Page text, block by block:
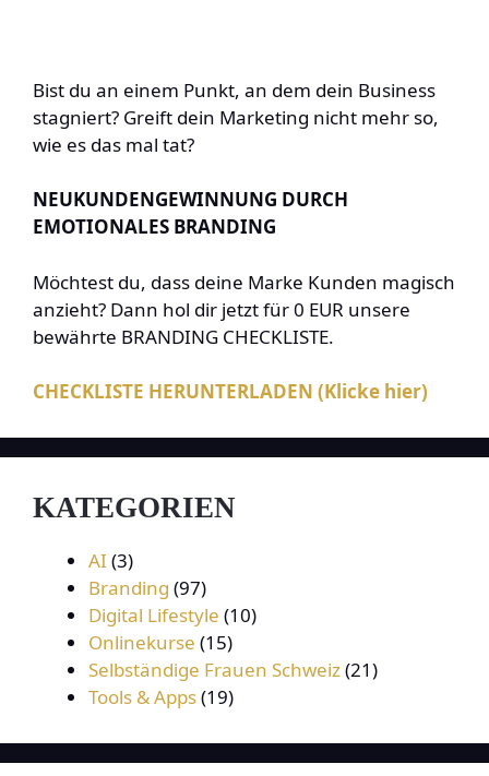
Bist du an einem Punkt, an dem dein Business
stagniert? Greift dein Marketing nicht mehr so,
wie es das mal tat?
NEUKUNDENGEWINNUNG DURCH
EMOTIONALES BRANDING
Möchtest du, dass deine Marke Kunden magisch
anzieht? Dann hol dir jetzt für 0 EUR unsere
bewährte BRANDING CHECKLISTE.
CHECKLISTE HERUNTERLADEN (Klicke hier)
KATEGORIEN
AI (3)
Branding (97)
Digital Lifestyle (10)
Onlinekurse (15)
Selbständige Frauen Schweiz(21)
Tools & Apps(19)